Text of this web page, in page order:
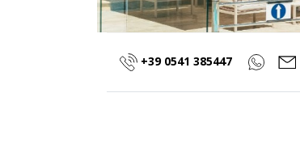
+39 0541 385447